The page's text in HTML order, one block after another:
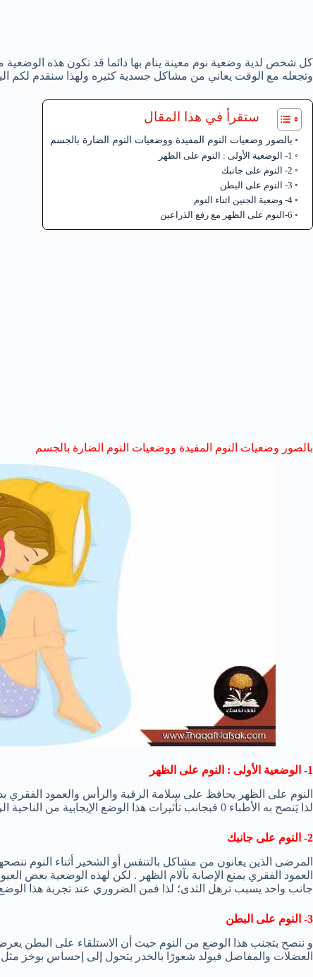
كل شخص لدية وضعية نوم معينة ينام بها دائما قد تكون هذه
وتجعله مع الوقت يعاني من مشاكل جسدية كثيره ولهذا سنقدم لكم
ستقرأ في هذا المقال
بالصور وضعيات النوم المفيدة ووضعيات النوم الضارة بالجسم
1- الوضعية الأولى : النوم على الظهر
2- النوم على جانبك
3- النوم على البطن
4- وضعية الجنين اثناء النوم
6-النوم على الظهر مع رفع الذراعين
بالصور وضعيات النوم المفيدة ووضعيات النوم الضارة بالجسم
1- الوضعية الأولى : النوم على الظهر
النوم على الظهر يحافظ على سلامة الرقبة والرأس والعمود
لذا يَنصح به الأطباء 0 فبجانب تأثيرات هذا الوضع الإيجابية من الناحية الروحانية, فإنه يحافظ أيضًا على سلامة الرقبة والعمود الفقري
2- النوم على جانبك
المرضى الذين يعانون من مشاكل بالتنفس أو الشخير أثناء النوم
العمود الفقري يمنع الإصابة بآلام الظهر . لكن لهذه الوضعية بعض
جانب واحد يسبب ترهل الثدى؛ لذا فمن الضروري عند تجربة هذا
3- النوم على البطن
و ننصح بتجنب هذا الوضع من النوم حيث أن الاستلقاء على البطن
العضلات والمفاصل فيولد شعورًا بالخدر يتحول إلى إحساس بوخز مثل